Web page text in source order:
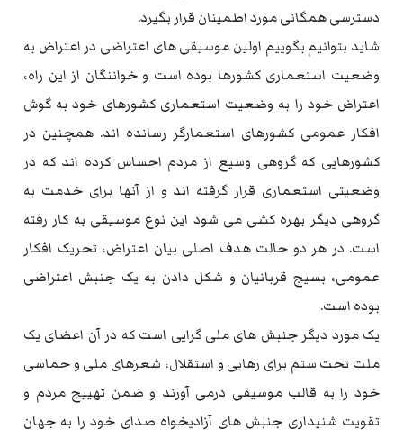
دسترسی همگانی مورد اطمینان قرار بگیرد.
شاید بتوانیم بگوییم اولین موسیقی های اعتراضی در اعتراض به
وضعیت استعماری کشورها بوده است و خواننگان از این راه،
اعتراض خود را به وضعیت استعماری کشورهای خود به گوش
افکار عمومی کشورهای استعمارگر رسانده اند. همچنین در
کشورهایی که گروهی وسیع از مردم احساس کرده اند که در
وضعیتی استعماری قرار گرفته اند و از آنها برای خدمت به
گروهی دیگر بهره کشی می شود این نوع موسیقی به کار رفته
است. در هر دو حالت هدف اصلی بیان اعتراض، تحریک افکار
عمومی، بسیج قربانیان و شکل دادن به یک جنبش اعتراضی
بوده است.
یک مورد دیگر جنبش های ملی گرایی است که در آن اعضای یک
ملت تحت ستم برای رهایی و استقلال، شعرهای ملی و حماسی
خود را به قالب موسیقی درمی آورند و ضمن تهییج مردم و
تقویت شنیداری جنبش های آزادیخواه صدای خود را به جهان